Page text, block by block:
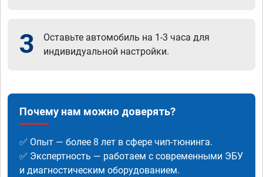
3
Оставьте автомобиль на 1-3 часа для
индивидуальной настройки.
Почему нам можно доверять?
✅ Опыт — более 8 лет в сфере чип-тюнинга.
✅ Экспертность — работаем с современными ЭБУ
и диагностическим оборудованием.